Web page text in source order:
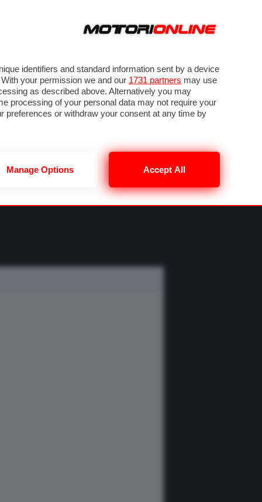
RENDERING PNEUMATICI TRAFFICO
identifiers and standard information sent by a device
your permission we and our 1731 partners may use
as described above. Alternatively you may
processing of your personal data may not require your
preferences or withdraw your consent at any time by
Manage Options Accept All